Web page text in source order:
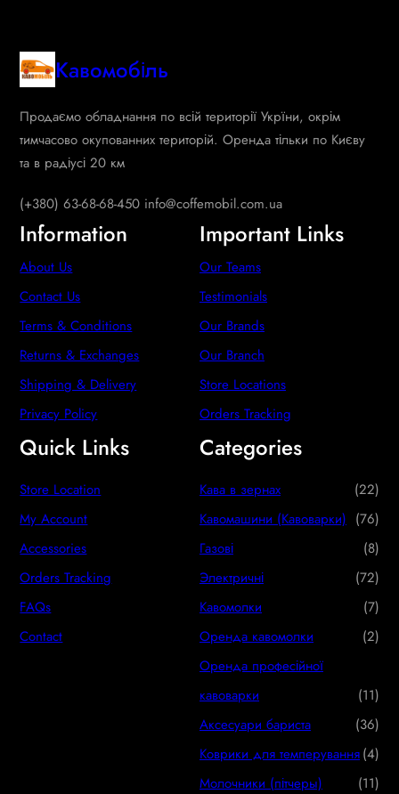
Кавомобіль
Продаємо обладнання по всій території Укрїни, окрім
тимчасово окупованних територій. Оренда тільки по Києву
та в радіусі 20 км
(+380) 63-68-68-450 info@coffemobil.com.ua
Information
About Us
Contact Us
Terms & Conditions
Returns & Exchanges
Shipping & Delivery
Privacy Policy
Important Links
Our Teams
Testimonials
Our Brands
Our Branch
Store Locations
Orders Tracking
Quick Links
Store Location
My Account
Accessories
Orders Tracking
FAQs
Contact
Categories
Кава в зернах 222
2
p
r
o
d
c
t
s
Кавомашини (Кавоварки) 767
6
p
r
o
u
c
t
s
Газові 88
p
r
o
u
c
t
s
Электричні 727
2
p
o
d
u
c
Кавомолки 77
p
o
d
u
c
Оренда кавомолки 22
r
o
d
u
Оренда професійної
кавоварки
111
1
p
r
Аксесуари бариста 363
6
p
Коврики для темперування 44
p
Молочники (пітчеры) 111